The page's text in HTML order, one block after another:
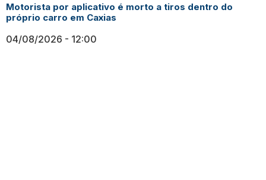
Motorista por aplicativo é morto a tiros dentro do
próprio carro em Caxias
04/08/2026 12:00